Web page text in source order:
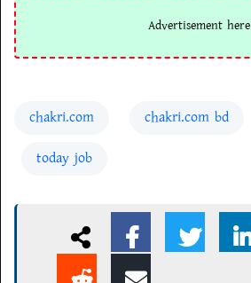
chakri.com chakri.com bd
today job